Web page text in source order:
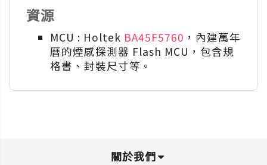
資源
MCU : Holtek BA45F5760 ，內建萬年
曆的煙感探測器 Flash MCU，包含規
格書、封裝尺寸等。
關於我們